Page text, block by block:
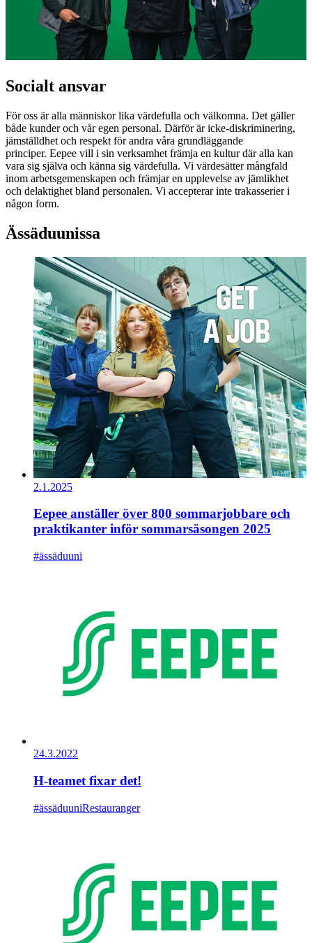
Socialt ansvar
För oss är alla människor lika värdefulla och välkomna. Det gäller
både kunder och vår egen personal. Därför är icke-diskriminering,
jämställdhet och respekt för andra våra grundläggande
principer. Eepee vill i sin verksamhet främja en kultur där alla kan
vara sig själva och känna sig värdefulla. Vi värdesätter mångfald
inom arbetsgemenskapen och främjar en upplevelse av jämlikhet
och delaktighet bland personalen. Vi accepterar inte trakasserier i
någon form.
Ässäduunissa
2.1.2025
Eepee anställer över 800 sommarjobbare och
praktikanter inför sommarsäsongen 2025
#ässäduuni
24.3.2022
H-teamet fixar det!
#ässäduuniRestauranger